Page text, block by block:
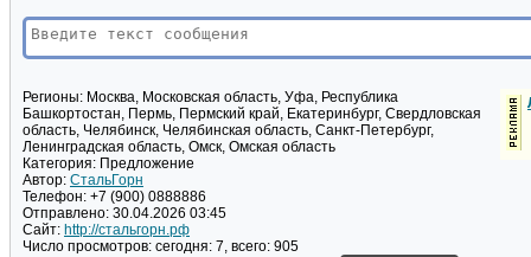
Регионы: Москва, Московская область, Уфа, Республика
Башкортостан, Пермь, Пермский край, Екатеринбург, Свердловская
область, Челябинск, Челябинская область, Санкт-Петербург,
Ленинградская область, Омск, Омская область
Категория: Предложение
Автор: СтальГорн
Телефон: +7 (900) 0888886
Отправлено: 30.04.2026 03:45
Сайт: http://стальгорн.рф
Число просмотров: сегодня: 7, всего: 905